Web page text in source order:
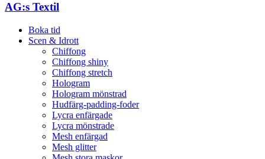
AG:s Textil
Boka tid
Scen & Idrott
Chiffong
Chiffong shiny
Chiffong stretch
Hologram
Hologram mönstrad
Hudfärg-padding-foder
Lycra enfärgade
Lycra mönstrade
Mesh enfärgad
Mesh glitter